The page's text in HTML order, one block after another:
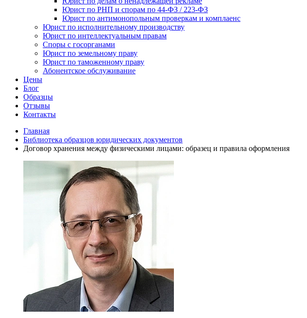
Юрист по РНП и спорам по 44-ФЗ / 223-ФЗ
Юрист по антимонопольным проверкам и комплаенс
Юрист по исполнительному производству
Юрист по интеллектуальным правам
Споры с госорганами
Юрист по земельному праву
Юрист по таможенному праву
Абонентское обслуживание
Цены
Блог
Образцы
Отзывы
Контакты
Главная
Библиотека образцов юридических документов
Договор хранения между физическими лицами: образец и правила оформления